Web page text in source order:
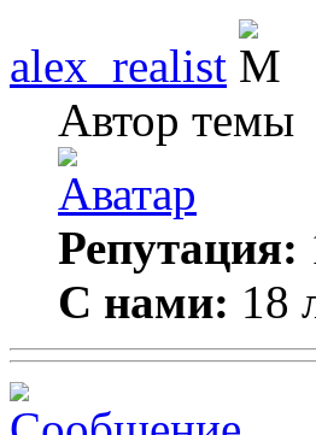
alex_realist
Автор темы
Репутация:
С нами: 18